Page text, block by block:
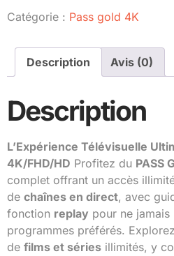
Catégorie : Pass gold 4K
Description Avis (0)
Description
L’Expérience Télévisuelle
4K/FHD/HD Profitez du PASS
complet offrant un accès
de chaînes en direct, avec
fonction replay pour ne
programmes préférés.
de films et séries illimités, y